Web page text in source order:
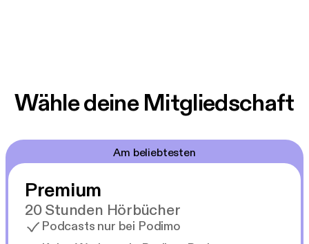
Wähle deine Mitgliedschaft
Am beliebtesten
Premium
20 Stunden Hörbücher
Podcasts nur bei Podimo